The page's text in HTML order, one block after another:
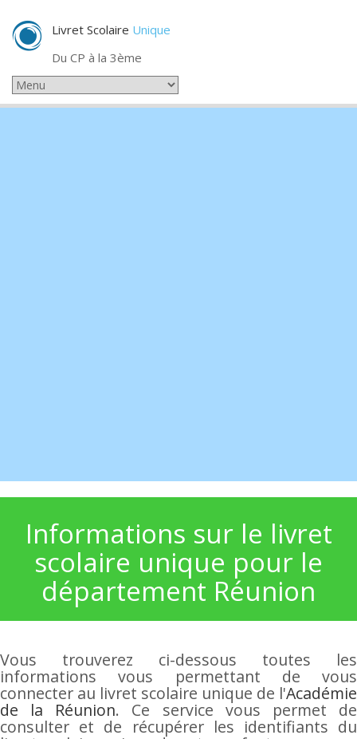
Livret Scolaire Unique
Du CP à la 3ème
Informations sur le livret
scolaire unique pour le
département Réunion
Vous trouverez ci-dessous toutes les
informations vous permettant de vous
connecter au livret scolaire unique de l'Académie
de la Réunion. Ce service vous permet de
consulter et de récupérer les identifiants du